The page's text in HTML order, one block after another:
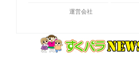
運営会社